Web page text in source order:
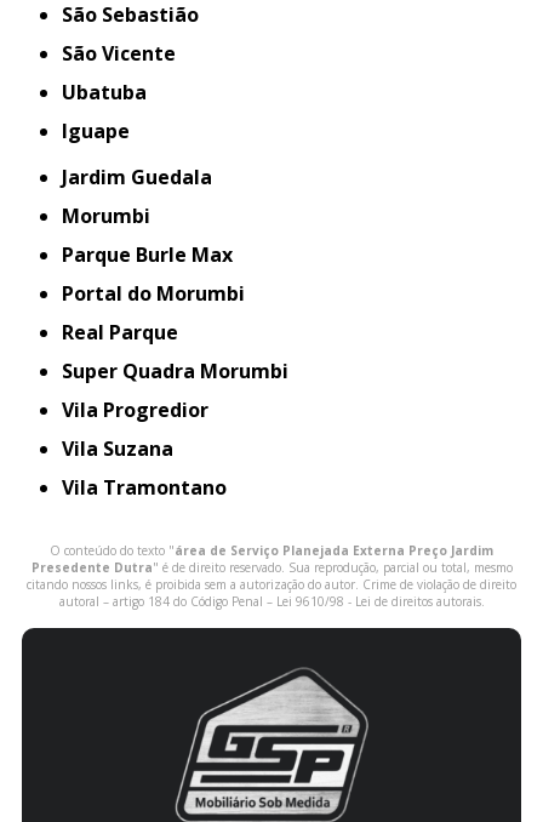
São Sebastião
São Vicente
Ubatuba
iguape
Jardim Guedala
Morumbi
Parque Burle Max
Portal do Morumbi
Real Parque
Super Quadra Morumbi
Vila Progredior
Vila Suzana
Vila Tramontano
O conteúdo do texto "área de Serviço Planejada Externa Preço Jardim
Presedente Dutra" é de direito reservado. Sua reprodução, parcial ou total, mesmo
citando nossos links, é proibida sem a autorização do autor. Crime de violação de direito
autoral – artigo 184 do Código Penal – Lei 9610/98 - Lei de direitos autorais.